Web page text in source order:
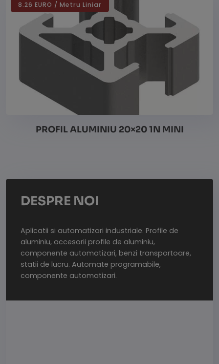
Vezi detalii
8.26 EURO / Metru Liniar
PROFIL ALUMINIU 20×20 1N MINI
DESPRE NOI
Aplicatii si automatizari industriale. Profile de
aluminiu, accesorii profile de aluminiu,
componente automatizari, benzi transportoare,
statii de lucru. Automate programabile,
componente automatizari.